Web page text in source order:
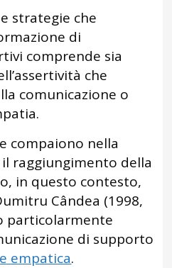
strategie che
di
comprende sia
che
comunicazione o
compaiono nella
raggiungimento della
in questo contesto,
Cândea (1998,
particolarmente
di supporto
empatica.